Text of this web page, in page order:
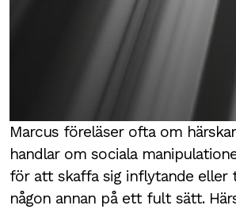
Marcus föreläser ofta om
handlar om sociala
för att skaffa sig inflytande eller
någon annan på ett fult sätt.